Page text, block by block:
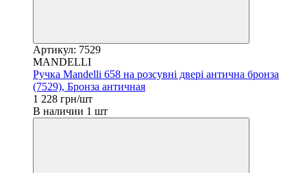
Артикул: 7529
MANDELLI
Ручка Mandelli 658 на розсувні двері антична бронза
(7529), Бронза античная
1 228 грн/шт
В наличии 1 шт